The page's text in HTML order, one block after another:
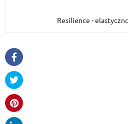
Resilience -